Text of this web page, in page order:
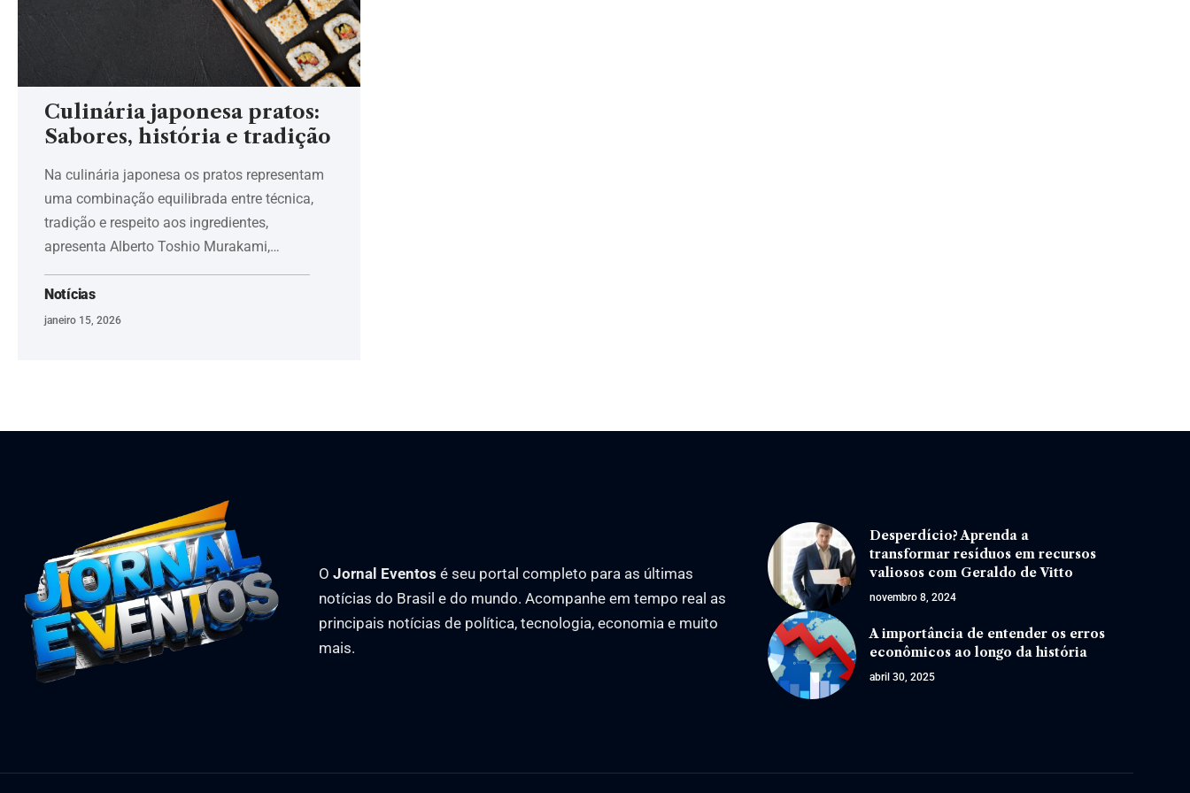
Culinária japonesa pratos:
Sabores, história e tradição
Na culinária japonesa os pratos representam
uma combinação equilibrada entre técnica,
tradição e respeito aos ingredientes,
apresenta Alberto Toshio Murakami,…
Notícias
janeiro 15, 2026
O Jornal Eventos é seu portal completo para as últimas
notícias do Brasil e do mundo. Acompanhe em tempo real as
principais notícias de política, tecnologia, economia e muito
mais.
Desperdício? Aprenda a
transformar resíduos em recursos
valiosos com Geraldo de Vitto
novembro 8, 2024
A importância de entender os erros
econômicos ao longo da história
abril 30, 2025